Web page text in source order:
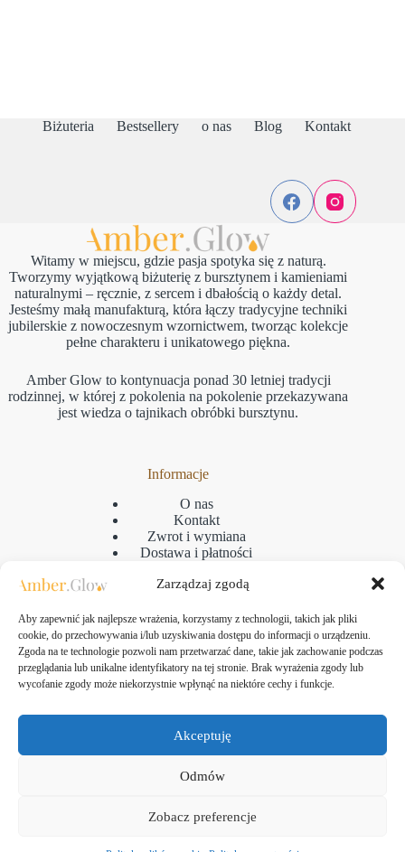
Zarządzaj zgodą
Aby zapewnić jak najlepsze wrażenia, korzystamy z technologii, takich jak pliki
cookie, do przechowywania i/lub uzyskiwania dostępu do informacji o urządzeniu.
Zgoda na te technologie pozwoli nam przetwarzać dane, takie jak zachowanie podczas
przeglądania lub unikalne identyfikatory na tej stronie. Brak wyrażenia zgody lub
wycofanie zgody może niekorzystnie wpłynąć na niektóre cechy i funkcje.
Akceptuję
Odmów
Zobacz preferencje
Biżuteria Bestsellery o nas Blog Kontakt
Witamy w miejscu, gdzie pasja spotyka się z naturą.
Tworzymy wyjątkową biżuterię z bursztynem i kamieniami
naturalnymi – ręcznie, z sercem i dbałością o każdy detal.
Jesteśmy małą manufakturą, która łączy tradycyjne techniki
jubilerskie z nowoczesnym wzornictwem, tworząc kolekcje
pełne charakteru i unikatowego piękna.
Amber Glow to kontynuacja ponad 30 letniej tradycji
rodzinnej, w której z pokolenia na pokolenie przekazywana
jest wiedza o tajnikach obróbki bursztynu.
Informacje
O nas
Kontakt
Zwrot i wymiana
Dostawa i płatności
Regulamin
GPSR
Polityka plikow cookies
Kontakt
ul. Taborowa 10, 80-171 Gdańsk
NIP: 583-313-24-61
jewellery.amberglow@gmail.com
Copyright © 2026 AmberGlow.